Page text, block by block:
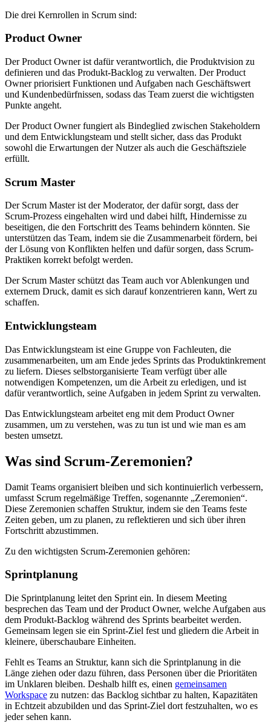
Die drei Kernrollen in Scrum sind:
Product Owner
Der Product Owner ist dafür verantwortlich, die Produktvision zu
definieren und das Produkt-Backlog zu verwalten. Der Product
Owner priorisiert Funktionen und Aufgaben nach Geschäftswert
und Kundenbedürfnissen, sodass das Team zuerst die wichtigsten
Punkte angeht.
Der Product Owner fungiert als Bindeglied zwischen Stakeholdern
und dem Entwicklungsteam und stellt sicher, dass das Produkt
sowohl die Erwartungen der Nutzer als auch die Geschäftsziele
erfüllt.
Scrum Master
Der Scrum Master ist der Moderator, der dafür sorgt, dass der
Scrum-Prozess eingehalten wird und dabei hilft, Hindernisse zu
beseitigen, die den Fortschritt des Teams behindern könnten. Sie
unterstützen das Team, indem sie die Zusammenarbeit fördern, bei
der Lösung von Konflikten helfen und dafür sorgen, dass Scrum-
Praktiken korrekt befolgt werden.
Der Scrum Master schützt das Team auch vor Ablenkungen und
externem Druck, damit es sich darauf konzentrieren kann, Wert zu
schaffen.
Entwicklungsteam
Das Entwicklungsteam ist eine Gruppe von Fachleuten, die
zusammenarbeiten, um am Ende jedes Sprints das Produktinkrement
zu liefern. Dieses selbstorganisierte Team verfügt über alle
notwendigen Kompetenzen, um die Arbeit zu erledigen, und ist
dafür verantwortlich, seine Aufgaben in jedem Sprint zu verwalten.
Das Entwicklungsteam arbeitet eng mit dem Product Owner
zusammen, um zu verstehen, was zu tun ist und wie man es am
besten umsetzt.
Was sind Scrum‑Zeremonien?
Damit Teams organisiert bleiben und sich kontinuierlich verbessern,
umfasst Scrum regelmäßige Treffen, sogenannte „Zeremonien“.
Diese Zeremonien schaffen Struktur, indem sie den Teams feste
Zeiten geben, um zu planen, zu reflektieren und sich über ihren
Fortschritt abzustimmen.
Zu den wichtigsten Scrum‑Zeremonien gehören:
Sprintplanung
Die Sprintplanung leitet den Sprint ein. In diesem Meeting
besprechen das Team und der Product Owner, welche Aufgaben aus
dem Produkt-Backlog während des Sprints bearbeitet werden.
Gemeinsam legen sie ein Sprint-Ziel fest und gliedern die Arbeit in
kleinere, überschaubare Einheiten.
Fehlt es Teams an Struktur, kann sich die Sprintplanung in die
Länge ziehen oder dazu führen, dass Personen über die Prioritäten
im Unklaren bleiben. Deshalb hilft es, einen gemeinsamen
Workspace zu nutzen: das Backlog sichtbar zu halten, Kapazitäten
in Echtzeit abzubilden und das Sprint-Ziel dort festzuhalten, wo es
jeder sehen kann.